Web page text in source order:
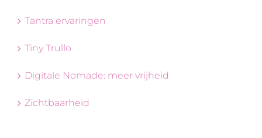
Tantra ervaringen
Tiny Trullo
Digitale Nomade: meer vrijheid
Zichtbaarheid